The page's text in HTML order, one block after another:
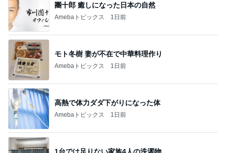
團十郎 癒しになった日本の自然
Amebaトピックス 1日前
モト冬樹 妻が不在で中華料理作り
Amebaトピックス 1日前
高熱で体力ダダ下がりになった体
Amebaトピックス 1日前
1台では足りない家族4人の洗濯物